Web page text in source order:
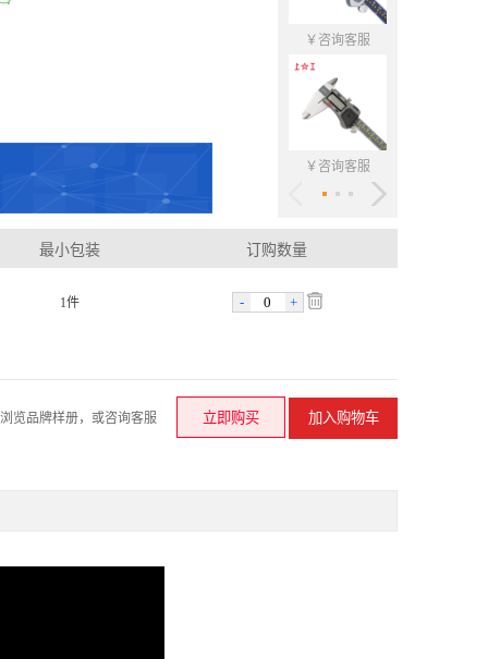
￥咨询客服
￥咨询客服
最小包装 订购数量
1件 - +
览品牌样册，或咨询客服